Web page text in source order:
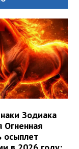
Зодиака
Огненная